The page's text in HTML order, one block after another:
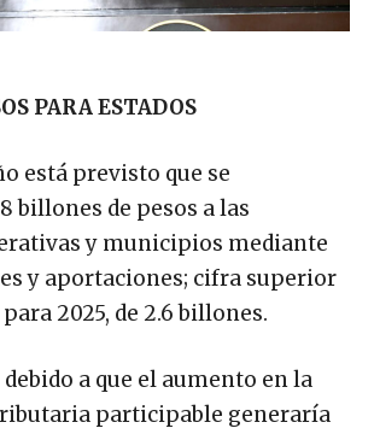
PARA ESTADOS
está previsto que se
billones de pesos a las
y municipios mediante
y aportaciones; cifra superior
2025, de 2.6 billones.
a que el aumento en la
participable generaría